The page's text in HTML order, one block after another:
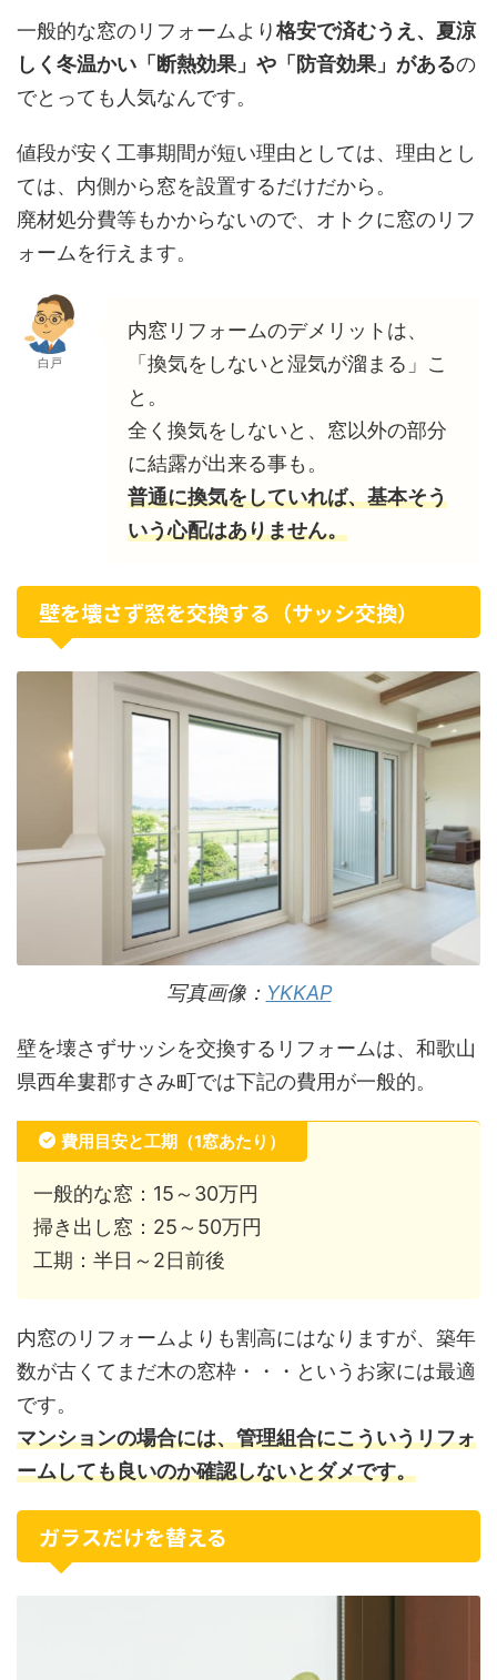
一般的な窓のリフォームより格安で済むうえ、夏涼
しく冬温かい「断熱効果」や「防音効果」があるの
でとっても人気なんです。
値段が安く工事期間が短い理由としては、理由とし
ては、内側から窓を設置するだけだから。
廃材処分費等もかからないので、オトクに窓のリフ
ォームを行えます。
白戸
内窓リフォームのデメリットは、
「換気をしないと湿気が溜まる」こ
と。
全く換気をしないと、窓以外の部分
に結露が出来る事も。
普通に換気をしていれば、基本そう
いう心配はありません。
壁を壊さず窓を交換する（サッシ交換）
写真画像： YKKAP
壁を壊さずサッシを交換するリフォームは、和歌山
県西牟婁郡すさみ町では下記の費用が一般的。
費用目安と工期（1窓あたり）
一般的な窓：15～30万円
掃き出し窓：25～50万円
工期：半日～2日前後
内窓のリフォームよりも割高にはなりますが、築年
数が古くてまだ木の窓枠・・・というお家には最適
です。
マンションの場合には、管理組合にこういうリフォ
ームしても良いのか確認しないとダメです。
ガラスだけを替える